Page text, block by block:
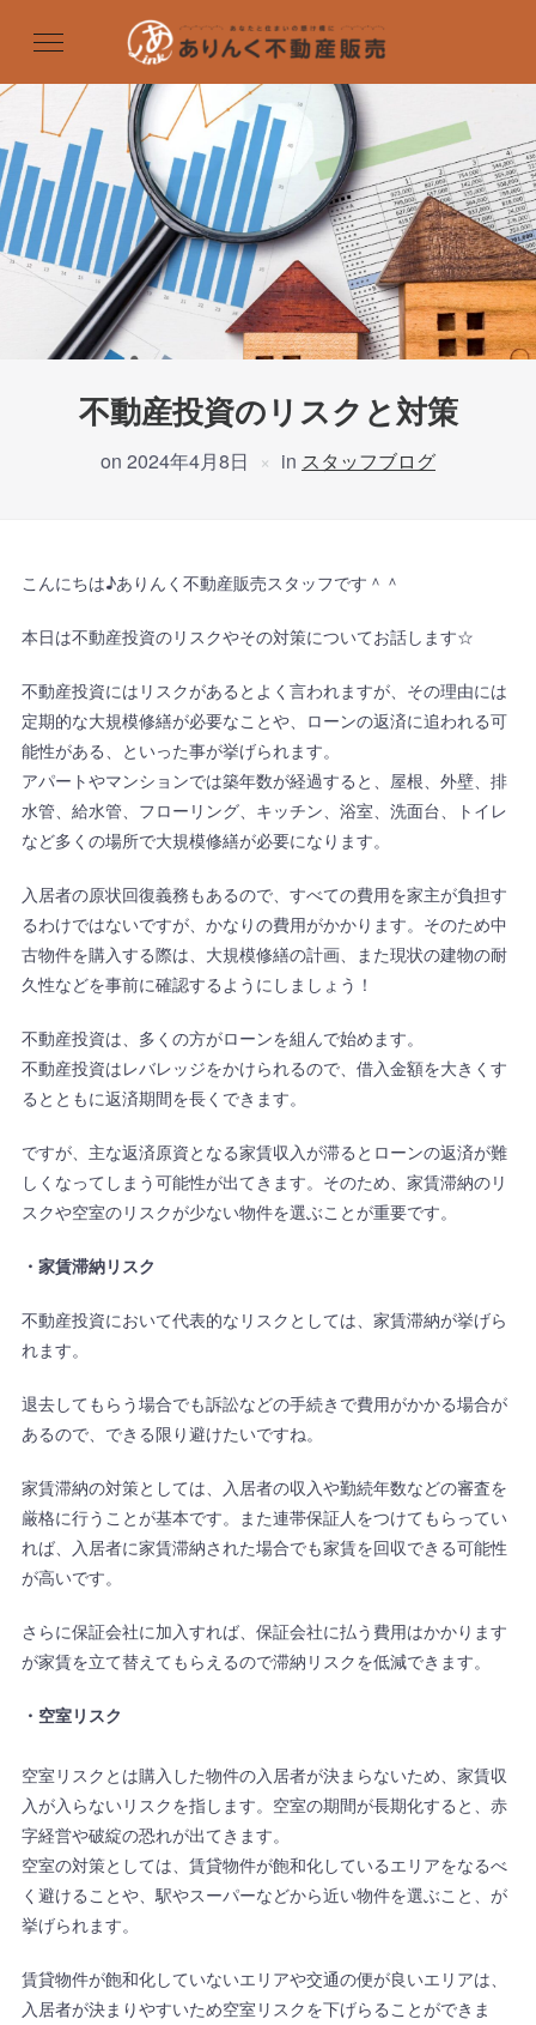
不動産投資のリスクと対策
on 2024年4月8日 in スタッフブログ
こんにちは♪ありんく不動産販売スタッフです＾＾
本日は不動産投資のリスクやその対策についてお話します☆
不動産投資にはリスクがあるとよく言われますが、その理由には
定期的な大規模修繕が必要なことや、ローンの返済に追われる可
能性がある、といった事が挙げられます。
アパートやマンションでは築年数が経過すると、屋根、外壁、排
水管、給水管、フローリング、キッチン、浴室、洗面台、トイレ
など多くの場所で大規模修繕が必要になります。
入居者の原状回復義務もあるので、すべての費用を家主が負担す
るわけではないですが、かなりの費用がかかります。そのため中
古物件を購入する際は、大規模修繕の計画、また現状の建物の耐
久性などを事前に確認するようにしましょう！
不動産投資は、多くの方がローンを組んで始めます。
不動産投資はレバレッジをかけられるので、借入金額を大きくす
るとともに返済期間を長くできます。
ですが、主な返済原資となる家賃収入が滞るとローンの返済が難
しくなってしまう可能性が出てきます。そのため、家賃滞納のリ
スクや空室のリスクが少ない物件を選ぶことが重要です。
・家賃滞納リスク
不動産投資において代表的なリスクとしては、家賃滞納が挙げら
れます。
退去してもらう場合でも訴訟などの手続きで費用がかかる場合が
あるので、できる限り避けたいですね。
家賃滞納の対策としては、入居者の収入や勤続年数などの審査を
厳格に行うことが基本です。また連帯保証人をつけてもらってい
れば、入居者に家賃滞納された場合でも家賃を回収できる可能性
が高いです。
さらに保証会社に加入すれば、保証会社に払う費用はかかります
が家賃を立て替えてもらえるので滞納リスクを低減できます。
・空室リスク
空室リスクとは購入した物件の入居者が決まらないため、家賃収
入が入らないリスクを指します。空室の期間が長期化すると、赤
字経営や破綻の恐れが出てきます。
空室の対策としては、賃貸物件が飽和化しているエリアをなるべ
く避けることや、駅やスーパーなどから近い物件を選ぶこと、が
挙げられます。
賃貸物件が飽和化していないエリアや交通の便が良いエリアは、
入居者が決まりやすいため空室リスクを下げらることができま